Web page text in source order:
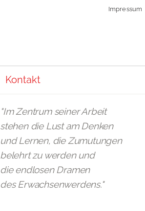
Impressum
Kontakt
"Im Zentrum seiner Arbeit
stehen die Lust am Denken
und Lernen, die Zumutungen
belehrt zu werden und
die endlosen Dramen
des Erwachsenwerdens."